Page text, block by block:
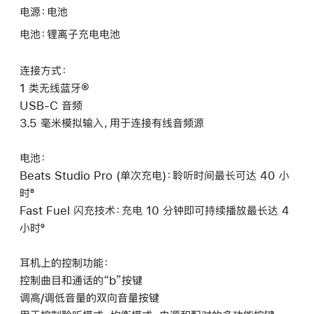
电源：电池
电池：锂离子充电电池
连接方式：
1 类无线蓝牙®
USB-C 音频
3.5 毫米模拟输入，用于连接有线音频源
电池：
Beats Studio Pro (单次充电)：聆听时间最长可达 40 小
时⁸
Fast Fuel 闪充技术：充电 10 分钟即可持续播放最长达 4
小时⁹
耳机上的控制功能：
控制曲目和通话的“b”按键
调高/调低音量的双向音量按键